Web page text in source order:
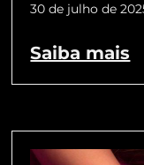
30 de julho de
Saiba mais